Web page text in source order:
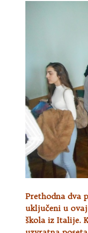
Prethodna dva
uključeni u
škola iz Italije.